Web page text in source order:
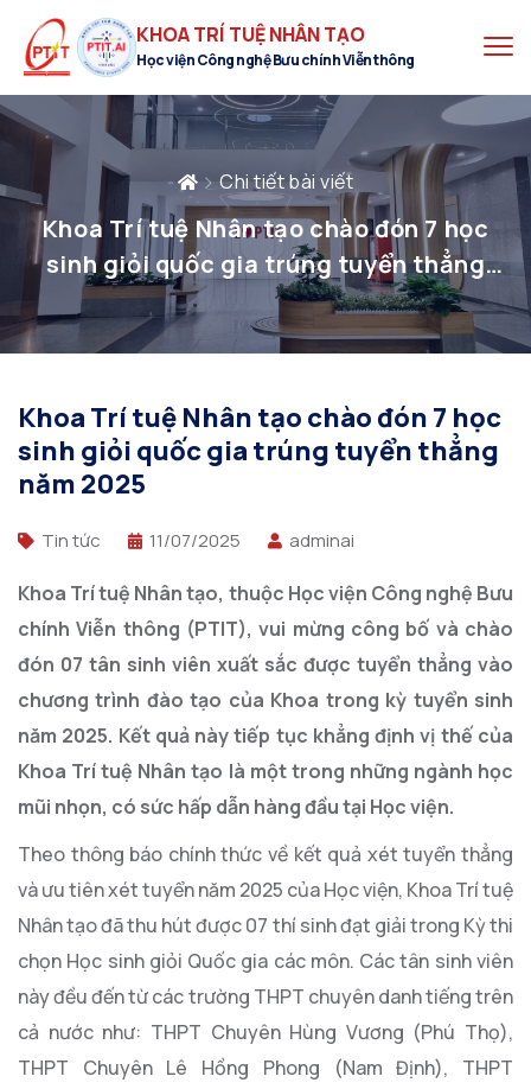
KHOA TRÍ TUỆ NHÂN TẠO
Học viện Công nghệ Bưu chính Viễn thông
Chi tiết bài viết
Khoa Trí tuệ Nhân tạo chào đón 7 học
sinh giỏi quốc gia trúng tuyển thẳng
năm 2025
Khoa Trí tuệ Nhân tạo chào đón 7 học
sinh giỏi quốc gia trúng tuyển thẳng
năm 2025
Tin tức 11/07/2025 adminai
Khoa Trí tuệ Nhân tạo, thuộc Học viện Công nghệ Bưu
chính Viễn thông (PTIT), vui mừng công bố và chào
đón 07 tân sinh viên xuất sắc được tuyển thẳng vào
chương trình đào tạo của Khoa trong kỳ tuyển sinh
năm 2025. Kết quả này tiếp tục khẳng định vị thế của
Khoa Trí tuệ Nhân tạo là một trong những ngành học
mũi nhọn, có sức hấp dẫn hàng đầu tại Học viện.
Theo thông báo chính thức về kết quả xét tuyển thẳng
và ưu tiên xét tuyển năm 2025 của Học viện, Khoa Trí tuệ
Nhân tạo đã thu hút được 07 thí sinh đạt giải trong Kỳ thi
chọn Học sinh giỏi Quốc gia các môn. Các tân sinh viên
này đều đến từ các trường THPT chuyên danh tiếng trên
cả nước như: THPT Chuyên Hùng Vương (Phú Thọ),
THPT Chuyên Lê Hồng Phong (Nam Định), THPT